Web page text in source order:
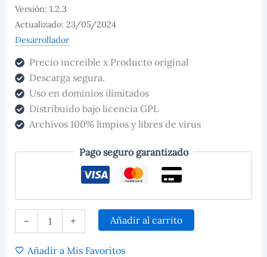
Versión: 1.2.3
Actualizado: 23/05/2024
Desarrollador
Precio increible x Producto original
Descarga segura.
Uso en dominios ilimitados
Distribuido bajo licencia GPL
Archivos 100% limpios y libres de virus
Pago seguro garantizado
- + Añadir al carrito
Añadir a Mis Favoritos